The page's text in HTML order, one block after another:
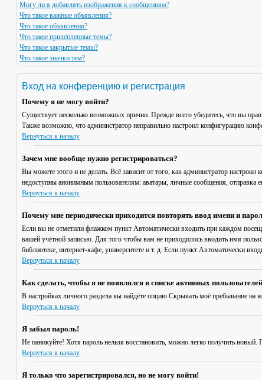
Могу ли я добавлять изображения к сообщениям?
Что такое важные объявления?
Что такое объявления?
Что такое прилепленные темы?
Что такое закрытые темы?
Что такое значки тем?
Вход на конференцию и регистрация
Почему я не могу войти?
Существует несколько возможных причин. Прежде всего убедитесь, что вы
Также возможно, что администратор неправильно настроил конфигурацию
Вернуться к началу
Зачем мне вообще нужно регистрироваться?
Вы можете этого и не делать. Всё зависит от того, как администратор
недоступны анонимным пользователям: аватары, личные сообщения, отправка
Вернуться к началу
Почему мне периодически приходится повторять ввод имени и
Если вы не отметили флажком пункт Автоматически входить при каждом
вашей учётной записью. Для того чтобы вам не приходилось вводить имя
библиотеке, интернет-кафе, университете и т. д. Если пункт Автоматически
Вернуться к началу
Как сделать, чтобы я не появлялся в списке активных
В настройках личного раздела вы найдёте опцию Скрывать моё пребывание на
Вернуться к началу
Я забыл пароль!
Не паникуйте! Хотя пароль нельзя восстановить, можно легко получить
Вернуться к началу
Я только что зарегистрировался, но не могу войти!